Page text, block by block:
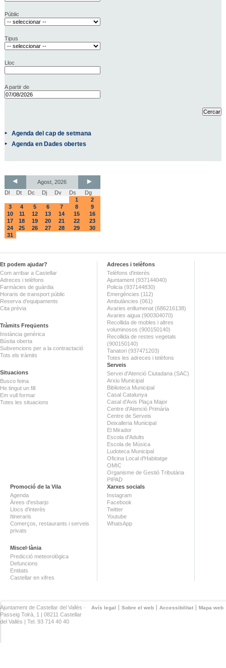
Públic
Tipus
Lloc
A partir de
Agenda del cap de setmana
Agenda en Dades obertes
Agost, 2026
Dl
Dt Dc Dj Dv Ds
Dg
1
2
3
4 5 6 7 8
9
10
11 12 13 14 15
16
17
18 19 20 21 22
23
24
25 26 27 28 29
30
31
Et podem ajudar?
Com arribar a Castellar
Adreces i telèfons
Farmàcies de guàrdia
Horaris de transport públic
Reserva d'equipaments
Cita prèvia
Tràmits Freqüents
Instància genèrica
Bústia oberta
Subvencions per a la contractació
Tots els tràmits
Situacions
Busco feina
He tingut un fill
Em vull formar
Totes les situacions
Adreces i telèfons
Telèfons d'interès
Ajuntament (937144040)
Policia (937144830)
Emergències (112)
Ambulàncies (061)
Avaries enllumenat (686216138)
Avaries aigua (900304070)
Recollida de mobles i altres
voluminosos (900150140)
Recollida de restes vegetals
(900150140)
Tanatori (937471203)
Totes les adreces i telèfons
Serveis
Servei d'Atenció Ciutadana (SAC)
Arxiu Municipal
Biblioteca Municipal
Casal Catalunya
Casal d'Avis Plaça Major
Centre d'Atenció Primària
Centre de Serveis
Deixalleria Municipal
El Mirador
Escola d'Adults
Escola de Música
Ludoteca Municipal
Oficina Local d'Habitatge
OMIC
Organisme de Gestió Tributària
PIPAD
Promoció de la Vila
Agenda
Àrees d'esbarjo
Llocs d'interès
Itineraris
Comerços, restaurants i serveis
privats
Miscel·lània
Predicció meteorològica
Defuncions
Entitats
Castellar en xifres
Xarxes socials
Instagram
Facebook
Twitter
Youtube
WhatsApp
Avís legal Sobre el web Accessibilitat Mapa web
Ajuntament de Castellar del Vallès ·
Passeig Tolrà, 1 | 08211 Castellar
del Vallès | Tel. 93 714 40 40